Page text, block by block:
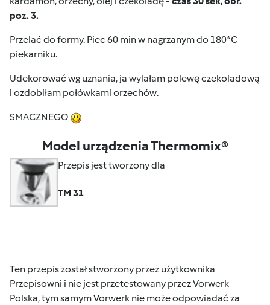
poz. 3.
Przelać do formy. Piec 60 min w nagrzanym do 180*C
piekarniku.
Udekorować wg uznania, ja wylałam polewę czekoladową
i ozdobiłam połówkami orzechów.
SMACZNEGO
Model urządzenia Thermomix®
Przepis jest tworzony dla
TM 31
Ten przepis został stworzony przez użytkownika
Przepisowni i nie jest przetestowany przez Vorwerk
Polska, tym samym Vorwerk nie może odpowiadać za